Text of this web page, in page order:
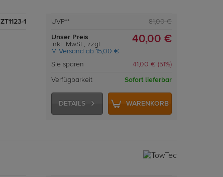
ZT1123-1 UVP** 81,00 €
Unser Preis
inkl. MwSt., zzgl.
M Versand ab 15,00 €
40,00 €
Sie sparen 41,00 € (51%)
Verfügbarkeit Sofort lieferbar
DETAILS WARENKORB